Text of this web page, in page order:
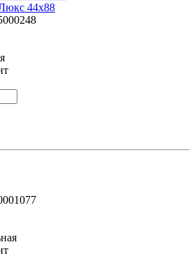
44х88